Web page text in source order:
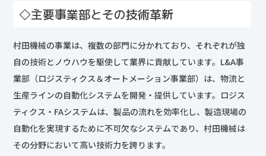
◇主要事業部とその技術革新
村田機械の事業は、複数の部門に分かれており、それぞれが独
自の技術とノウハウを駆使して業界に貢献しています。L&A事
業部（ロジスティクス＆オートメーション事業部）は、物流と
生産ラインの自動化システムを開発・提供しています。ロジス
ティクス・FAシステムは、製品の流れを効率化し、製造現場の
自動化を実現するために不可欠なシステムであり、村田機械は
その分野において高い技術力を誇ります。